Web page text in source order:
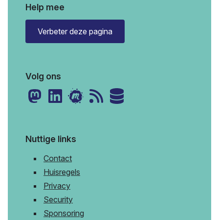
Help mee
Verbeter deze pagina
Volg ons
Nuttige links
Contact
Huisregels
Privacy
Security
Sponsoring